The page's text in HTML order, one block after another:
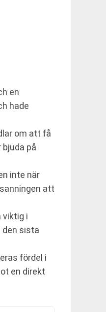
en
hade
om att få
på
inte när
att
viktig i
den sista
fördel i
en direkt